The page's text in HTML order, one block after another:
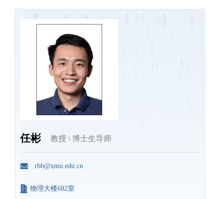
任彬 教授 \ 博士生导师
rbb@xmu.edu.cn
物理大楼682室